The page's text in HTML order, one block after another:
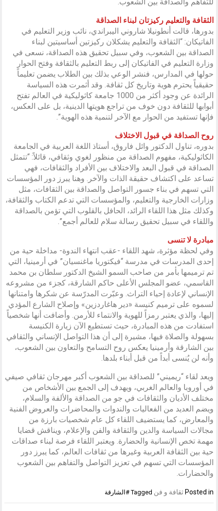
الثقافة والتعليم ركيزتان لبناء الصداقة
بدورها، قالت أنطونيلا شاروني اليبراندي، نائب وزير التعليم في
الفاتيكان: “الثقافة والتعليم يشكلان ركيزتين أساسيتين لبناء
الصداقة بين الشعوب، وفي سبيل تحقيق هذه الصداقة، نسعى في
وزارة التعليم في الفاتيكان إلى ربط التعليم بالثقافة وفتح الحوار
حولها في المدارس، فنشر الوعي بذلك بين الطلاب يضمن تعليماً
حقيقياً يحترم هوية وتاريخ كل ثقافة. وقد أثمرت هذه السياسة
الرائدة عن وجود أكثر من 1000 جامعة كاثوليكية في العالم تفتح
أبوابها للثقافة دون خوف من تراجع هويتها الدينية، بل على العكس،
فإنها تستفيد من الحوار مع الآخر لتنمية هذه الهوية”.
روح الصداقة في قبول الاختلاف
بدوره، تناول الدكتور وائل فاروق، أستاذ اللغة العربية في الجامعة
الكاثوليكية، مفهوم الصداقة من منظور لغوي وثقافي، قائلاً: “تتمثل
الصداقة في قبول البعد والاختلاف بين الأفراد والثقافات، فهي
تساعد على اكتشاف حقيقة الذات والآخر. وهنا يبرز دور المؤسسات
التي تسهم في بناء جسور التواصل والصداقة بين الثقافات، مثل
وزارات الخارجية والتعليم، والمؤسسات التي تدعم الكتاب والثقافة،
وكذلك مثل هذا اللقاء الرائد، الحافل بالقلوب التي تؤمن بالصداقة
واللقاء في سبيل تحقيق رسالة سلام للعالم أجمع”.
مبادرة لا تنسى
وفي لحظة مؤثرة، شهد اللقاء -عقب انتهاء الندوة- مداخلة حية من
إحدى المدرسات في مدرسة “فيكتوريا ماغنسيان” في أرمينيا، التي
تم ترميمها بأمر من صاحب السمو الشيخ الدكتور سلطان بن محمد
القاسمي، عضو المجلس الأعلى حاكم الشارقة، كجزء من مشروعه
الإنساني لإعادة إحياء التراث. وعبّرت المدرّسة عن شكرها وامتنانها
لسموه على ترميم كنيسة «دير هاغاردزين» وإصلاح الشارع المؤدي
إليها، والذي يعتبر رمزاً للهوية والانتماء للأرمن. وأضافت أنها شخصياً
استفادت من هذه المبادرة، حيث تستطيع الآن زيارة الكنيسة
بسهولة والصلاة فيها، مشيرة إلى أن هذا التواصل الإنساني والثقافي
بين الشارقة وأرمينيا يعكس روح التسامح والتعاون بين الشعوب،
وأنه لن يُنسى أبداً من قبل أبناء بلدها.
ويعد لقاء “ريميني” للصداقة بين الشعوب أكبر مهرجان ثقافي صيفي
في أوروبا والعالم الغربي، ويهدف إلى الجمع بين الأشخاص من
مختلف الأديان والثقافات في جو من الصداقة والألفة والسلام،
ويضم العديد من الفعاليات والندوات والمحاضرات والعروض الفنية
والمعارض، كما يستضيف اللقاء كل عام شخصيات بارزة من
مجالات السياسة والدين والثقافة والفن والإعلام، ويناقش قضايا
مهمة تخص الإنسانية والحضارة. ويعتبر اللقاء فرصة لبناء صداقات
حية بين الثقافة العربية وغيرها من ثقافات العالم، كما يبرز دور
المؤسسات التي تسهم في تعزيز التواصل والتفاهم بين الشعوب
والحضارات.
Posted in ثقافة و فن Tagged #الشارقة